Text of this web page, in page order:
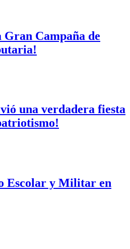
Gran Campaña de
una verdadera fiesta
Escolar y Militar en